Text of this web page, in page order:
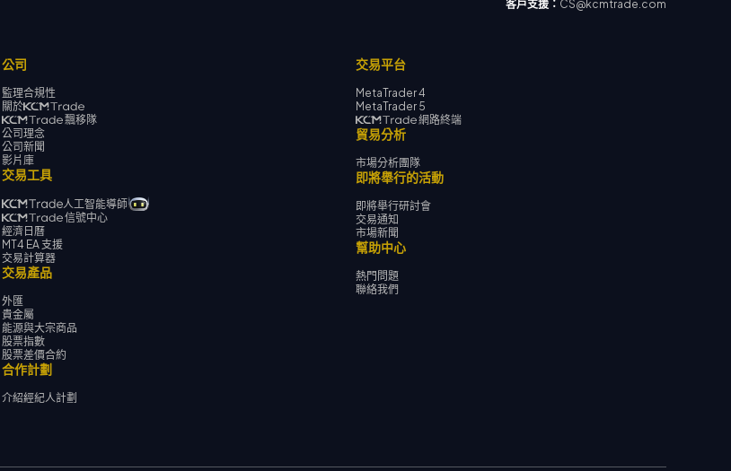
客戶支援： CS@kcmtrade.com
公司
監理合規性
關於
飄移隊
公司理念
公司新聞
影片庫
交易工具
人工智能導師
信號中心
經濟日曆
MT4 EA 支援
交易計算器
交易產品
外匯
貴金屬
能源與大宗商品
股票指數
股票差價合約
合作計劃
介紹經紀人計劃
交易平台
MetaTrader 4
MetaTrader 5
網路終端
貿易分析
市場分析團隊
即將舉行的活動
即將舉行研討會
交易通知
市場新聞
幫助中心
熱門問題
聯絡我們